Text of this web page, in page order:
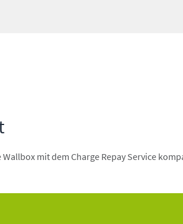
mit dem Charge Repay Service